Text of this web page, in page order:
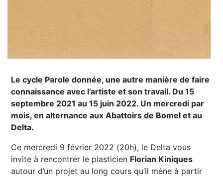
Le cycle Parole donnée, une autre manière de faire
connaissance avec l’artiste et son travail. Du 15
septembre 2021 au 15 juin 2022. Un mercredi par
mois, en alternance aux Abattoirs de Bomel et au
Delta.
Ce mercredi 9 février 2022 (20h), le Delta vous
invite à rencontrer le plasticien Florian Kiniques
autour d’un projet au long cours qu’il mène à partir